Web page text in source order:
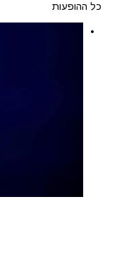
כל ההופעות